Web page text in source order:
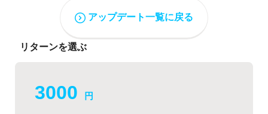
アップデート一覧に戻る
リターンを選ぶ
3000 円